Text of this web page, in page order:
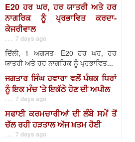
E20 ਹਰ ਘਰ, ਹਰ ਯਾਤਰੀ ਅਤੇ ਹਰ
ਨਾਗਰਿਕ ਨੂੰ ਪ੍ਰਭਾਵਿਤ ਕਰਦਾ-
ਕੇਜਰੀਵਾਲ
. . . 7 days ago
ਦਿੱਲੀ, 1 ਅਗਸਤ- E20 ਹਰ ਘਰ, ਹਰ
ਯਾਤਰੀ ਅਤੇ ਹਰ ਨਾਗਰਿਕ ਨੂੰ ਪ੍ਰਭਾਵਿਤ...
ਜਗਤਾਰ ਸਿੰਘ ਹਵਾਰਾ ਵਲੋਂ ਪੰਥਕ ਧਿਰਾਂ
ਨੂੰ ਇਕ ਮੰਚ 'ਤੇ ਇਕੱਠੇ ਹੋਣ ਦੀ ਅਪੀਲ
. . . 7 days ago
ਸਫਾਈ ਕਰਮਚਾਰੀਆਂ ਦੀ ਲੰਬੇ ਸਮੇਂ ਤੋਂ
ਚੱਲ ਰਹੀ ਹੜਤਾਲ ਅੱਜ ਖ਼ਤਮ ਹੋਈ
. . . 7 days ago